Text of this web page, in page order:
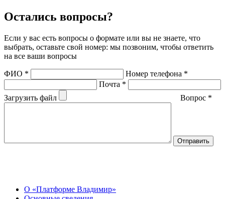
Остались вопросы?
Если у вас есть вопросы о формате или вы не знаете, что
выбрать, оставьте свой номер: мы позвоним, чтобы ответить
на все ваши вопросы
ФИО * Номер телефона *
Почта *
Загрузить файл
Вопрос *
О «Платформе Владимир»